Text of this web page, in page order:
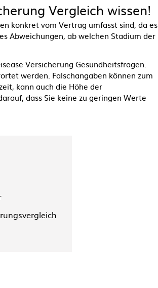
Vergleich wissen!
konkret vom Vertrag umfasst sind, da es
Abweichungen, ab welchen Stadium der
Versicherung Gesundheitsfragen.
werden. Falschangaben können zum
kann auch die Höhe der
dass Sie keine zu geringen Werte